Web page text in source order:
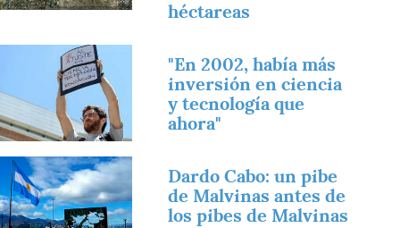
héctareas
"En 2002, había más
inversión en ciencia
y tecnología que
ahora"
Dardo Cabo: un pibe
de Malvinas antes de
los pibes de Malvinas